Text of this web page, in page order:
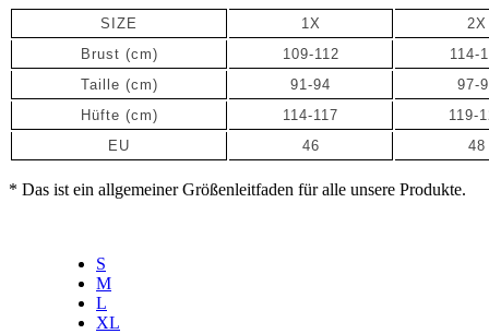
SIZE 1X
2X
Brust (cm)
109-112
114-
Taille (cm) 91-94
97-
Hüfte (cm) 114-117
119-
EU
46 48
* Das ist ein allgemeiner Größenleitfaden für alle unsere Produkte.
S
M
L
XL